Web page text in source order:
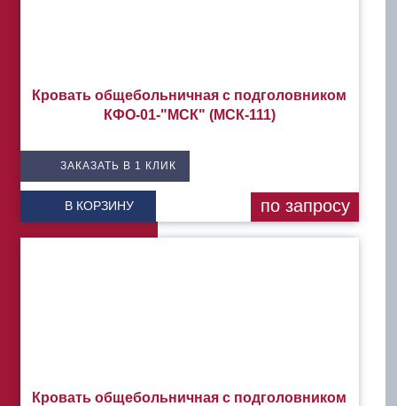
Кровать общебольничная с подголовником
КФО-01-"МСК" (МСК-111)
ЗАКАЗАТЬ В 1 КЛИК
В КОРЗИНУ по запросу
Кровать общебольничная с подголовником